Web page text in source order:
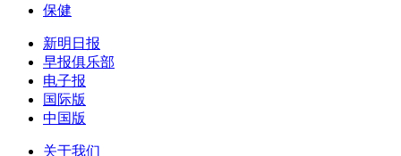
保健
新明日报
早报俱乐部
电子报
国际版
中国版
关于我们